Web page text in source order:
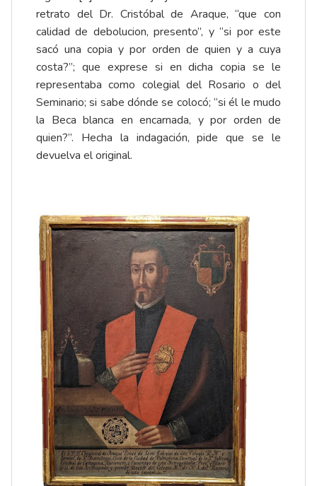
retrato del Dr. Cristóbal de Araque, “que con
calidad de debolucion, presento”, y “si por este
sacó una copia y por orden de quien y a cuya
costa?”; que exprese si en dicha copia se le
representaba como colegial del Rosario o del
Seminario; si sabe dónde se colocó; “si él le mudo
la Beca blanca en encarnada, y por orden de
quien?”. Hecha la indagación, pide que se le
devuelva el original.